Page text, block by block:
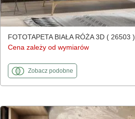
FOTOTAPETA BIAŁA RÓŻA 3D ( 26503 )
Cena zależy od wymiarów
Zobaczfototapety
podobnedo Biała róża 3D